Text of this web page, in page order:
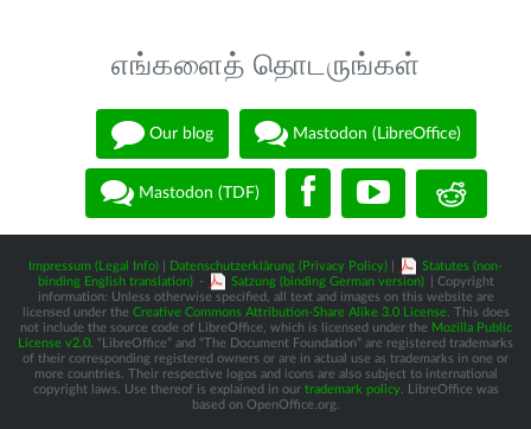
எங்களைத் தொடருங்கள்
Our blog Mastodon (LibreOffice)
Mastodon (TDF)
Impressum (Legal Info) Datenschutzerklärung (Privacy Policy)
Statutes (non-
binding English translation) - Satzung (binding German version)
| Copyright
information: Unless otherwise specified, all text and images on this website are
licensed under the Creative Commons Attribution-Share Alike 3.0 License. This does
not include the source code of LibreOffice, which is licensed under the Mozilla Public
License v2.0 . “LibreOffice” and “The Document Foundation” are registered trademarks
of their corresponding registered owners or are in actual use as trademarks in one or
more countries. Their respective logos and icons are also subject to international
copyright laws. Use thereof is explained in our trademark policy. LibreOffice was
based on OpenOffice.org.